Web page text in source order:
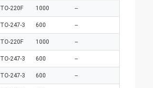
TO-220F 1000 --
TO-247-3 600 --
TO-220F 1000 --
TO-247-3 600 --
TO-247-3 600 --